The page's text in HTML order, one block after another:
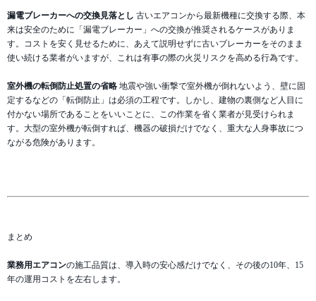
漏電ブレーカーへの交換見落とし 古いエアコンから最新機種に交換する際、本
来は安全のために「漏電ブレーカー」への交換が推奨されるケースがありま
す。コストを安く見せるために、あえて説明せずに古いブレーカーをそのまま
使い続ける業者がいますが、これは有事の際の火災リスクを高める行為です。
室外機の転倒防止処置の省略 地震や強い衝撃で室外機が倒れないよう、壁に固
定するなどの「転倒防止」は必須の工程です。しかし、建物の裏側など人目に
付かない場所であることをいいことに、この作業を省く業者が見受けられま
す。大型の室外機が転倒すれば、機器の破損だけでなく、重大な人身事故につ
ながる危険があります。
まとめ
業務用エアコンの施工品質は、導入時の安心感だけでなく、その後の10年、15
年の運用コストを左右します。